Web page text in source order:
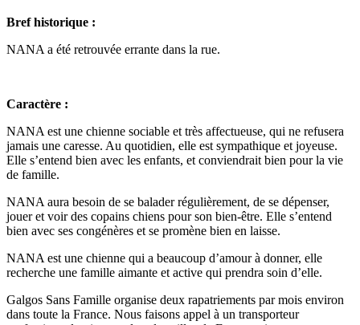
Bref historique :
NANA a été retrouvée errante dans la rue.
Caractère :
NANA est une chienne sociable et très affectueuse, qui ne refusera
jamais une caresse. Au quotidien, elle est sympathique et joyeuse.
Elle s’entend bien avec les enfants, et conviendrait bien pour la vie
de famille.
NANA aura besoin de se balader régulièrement, de se dépenser,
jouer et voir des copains chiens pour son bien-être. Elle s’entend
bien avec ses congénères et se promène bien en laisse.
NANA est une chienne qui a beaucoup d’amour à donner, elle
recherche une famille aimante et active qui prendra soin d’elle.
Galgos Sans Famille organise deux rapatriements par mois environ
dans toute la France. Nous faisons appel à un transporteur